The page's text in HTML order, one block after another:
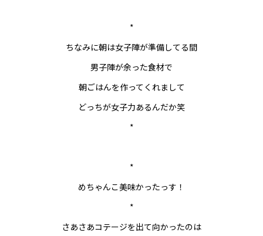
*
ちなみに朝は女子陣が準備してる間
男子陣が余った食材で
朝ごはんを作ってくれまして
どっちが女子力あるんだか笑
*
*
めちゃんこ美味かったっす！
*
さあさあコテージを出て向かったのは